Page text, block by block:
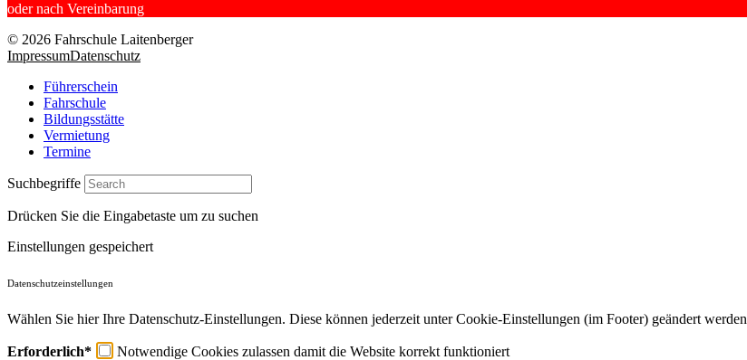
oder nach Vereinbarung
© 2026 Fahrschule Laitenberger
ImpressumDatenschutz
Führerschein
Fahrschule
Bildungsstätte
Vermietung
Termine
Suchbegriffe
Drücken Sie die Eingabetaste um zu suchen
Einstellungen gespeichert
Datenschutzeinstellungen
Wählen Sie hier Ihre Datenschutz-Einstellungen. Diese können jederzeit unter Cookie-Einstellungen (im Footer) geändert werden
Erforderlich* Notwendige Cookies zulassen damit die Website korrekt funktioniert